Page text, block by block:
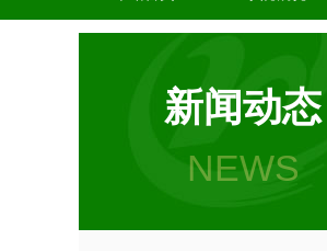
新闻动态
NEWS